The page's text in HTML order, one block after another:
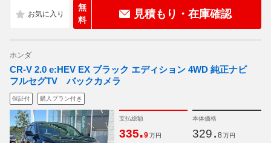
無
料
見積もり・在庫確認
ホンダ
CR-V 2.0 e:HEV EX ブラック エディション 4WD 純正ナビ
フルセグTV バックカメラ
保証付 購入プラン付き
支払総額
335.9 万円
本体価格
329. 8 万円